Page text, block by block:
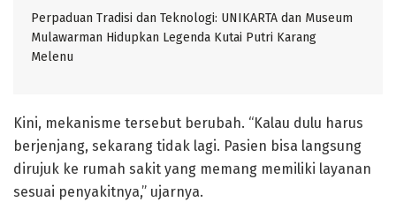
Perpaduan Tradisi dan Teknologi: UNIKARTA dan Museum
Mulawarman Hidupkan Legenda Kutai Putri Karang
Melenu
Kini, mekanisme tersebut berubah. “Kalau dulu harus
berjenjang, sekarang tidak lagi. Pasien bisa langsung
dirujuk ke rumah sakit yang memang memiliki layanan
sesuai penyakitnya,” ujarnya.